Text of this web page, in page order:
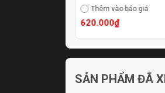
Thêm vào báo giá
620.000₫
SẢN PHẨM ĐÃ